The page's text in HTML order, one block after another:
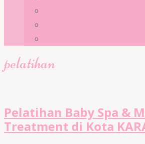
pelatihan
Pelatihan Baby Spa &
Treatment di Kota